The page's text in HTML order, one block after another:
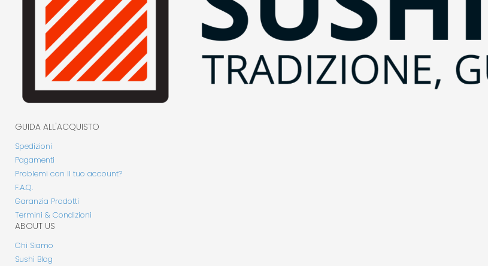
GUIDA ALL'ACQUISTO
Spedizioni
Pagamenti
Problemi con il tuo account?
F.A.Q.
Garanzia Prodotti
Termini & Condizioni
ABOUT US
Chi Siamo
Sushi Blog